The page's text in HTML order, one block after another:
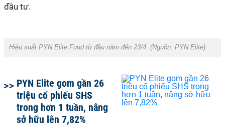
đầu tư.
Hiệu suất PYN Elite Fund từ đầu năm đến 23/4. (Nguồn: PYN Elite).
PYN Elite gom gần 26
triệu cổ phiếu SHS
trong hơn 1 tuần, nâng
sở hữu lên 7,82%